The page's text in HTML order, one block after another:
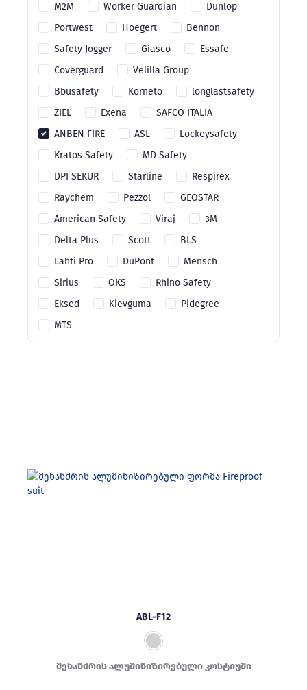
M2M Worker Guardian
Dunlop
Portwest
Hoegert
Bennon
Safety Jogger
Giasco
Essafe
Coverguard
Velilla Group
Bbusafety
Korneto
longlastsafety
ZIEL
Exena
SAFCO ITALIA
ANBEN FIRE
ASL
Lockeysafety
Kratos Safety
MD Safety
DPI SEKUR
Starline
Respirex
Raychem
Pezzol
GEOSTAR
American Safety
Viraj
3M
Delta Plus
Scott
BLS
Lahti Pro
DuPont
Mensch
Sirius
OKS
Rhino Safety
Eksed
Kievguma
Pidegree
MTS
ABL-F12
მეხანძრის ალუმინიზირებული კოსტიუმი